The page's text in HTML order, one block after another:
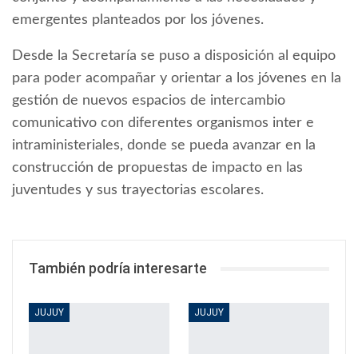
emergentes planteados por los jóvenes.
Desde la Secretaría se puso a disposición al equipo
para poder acompañar y orientar a los jóvenes en la
gestión de nuevos espacios de intercambio
comunicativo con diferentes organismos inter e
intraministeriales, donde se pueda avanzar en la
construcción de propuestas de impacto en las
juventudes y sus trayectorias escolares.
También podría interesarte
JUJUY JUJUY